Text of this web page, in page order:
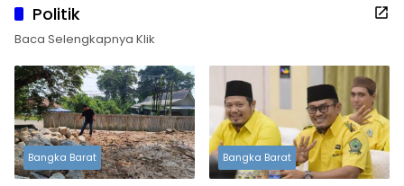
Politik
Baca Selengkapnya Klik
Bangka Barat Bangka Barat